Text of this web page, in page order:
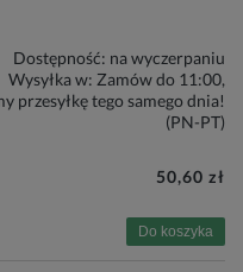
Dostępność: na wyczerpaniu
Wysyłka w: Zamów do 11:00,
przesyłkę tego samego dnia!
(PN-PT)
50,60 zł
Do koszyka